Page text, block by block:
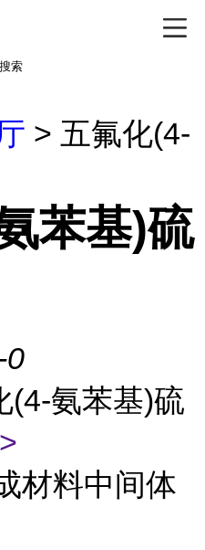
搜索
> 五氟化(4-
苯基)硫
0
(4-氨苯基)硫
材料中间体